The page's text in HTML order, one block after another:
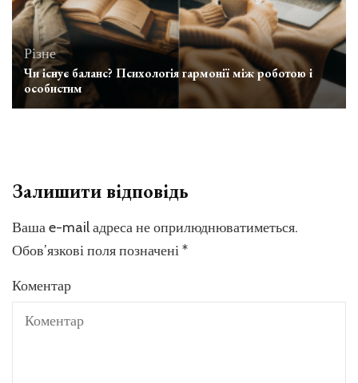
Різне
Чи існує баланс? Психологія гармонії між роботою і
особистим
Залишити відповідь
Ваша e-mail адреса не оприлюднюватиметься.
Обов’язкові поля позначені*
Коментар